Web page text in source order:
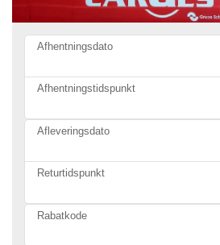
Afhentningsdato
Afhentningstidspunkt
Afleveringsdato
Returtidspunkt
Rabatkode